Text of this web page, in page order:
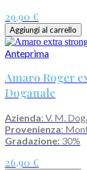
29,90 €
Aggiungi al carrello
Anteprima
Amaro Roger
Doganale
Azienda: V. M.
Provenienza:
Gradazione: 30%
26,90 €